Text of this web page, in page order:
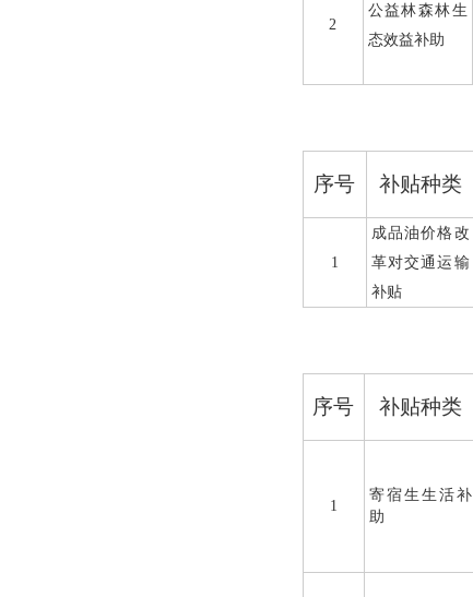
2
公益林森林生
态效益补助
序号 补贴种类
1
成品油价格改
革对交通运输
补贴
序号 补贴种类
1
寄宿生生活补
助